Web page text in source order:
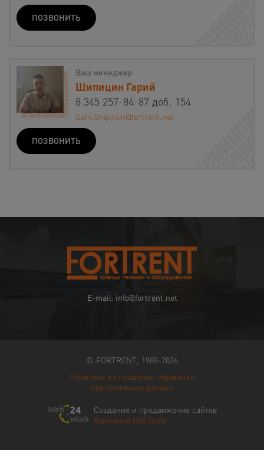
ПОЗВОНИТЬ
Ваш менеджер
Шипицин Гарий
8 345 257-84-87 доб. 154
Garii.Shipitsin@fortrent.net
ПОЗВОНИТЬ
E-mail: info@fortrent.net
© FORTRENT, 1988-2026
Политика в отношении обработки
персональных данных
Создание и продвижение сайтов
Компания Веб Ворк